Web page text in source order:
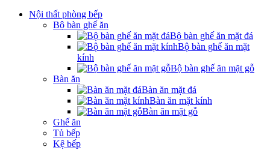
Nội thất phòng bếp
Bộ bàn ghế ăn
Bộ bàn ghế ăn mặt đá
Bộ bàn ghế ăn mặt
kính
Bộ bàn ghế ăn mặt gỗ
Bàn ăn
Bàn ăn mặt đá
Bàn ăn mặt kính
Bàn ăn mặt gỗ
Ghế ăn
Tủ bếp
Kệ bếp